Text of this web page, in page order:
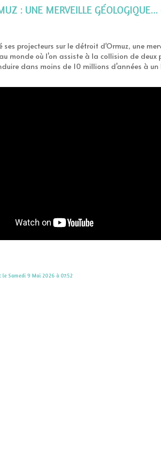
: UNE MERVEILLE GÉOLOGIQUE...
ses projecteurs sur le détroit d'Ormuz, une
monde où l’on assiste à la collision de deux
dans moins de 10 millions d’années à un
Samedi 9 Mai 2026 à 07:52